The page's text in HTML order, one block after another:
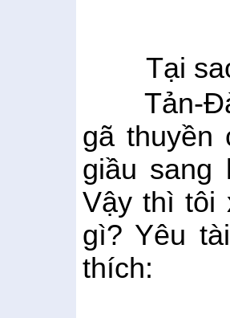
Tại
Tản-
gã thuyền
giầu sang
Vậy thì tôi
gì? Yêu
thích: